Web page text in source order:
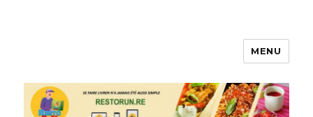
Restorun 4.0, votre plateforme
de livraison de courses et repas !
😋
MENU